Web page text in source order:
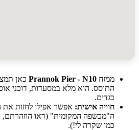
ממזח Prannok Pier - N10
התוסס. הוא מלא במסעדות, דוכני אוכל
בגדים.
חוויה אישית:אפשר אפילו לחזות את
ה"מכשפה המקומית" (ראו הוזהרתם, היא
כמו שקרה לי!).